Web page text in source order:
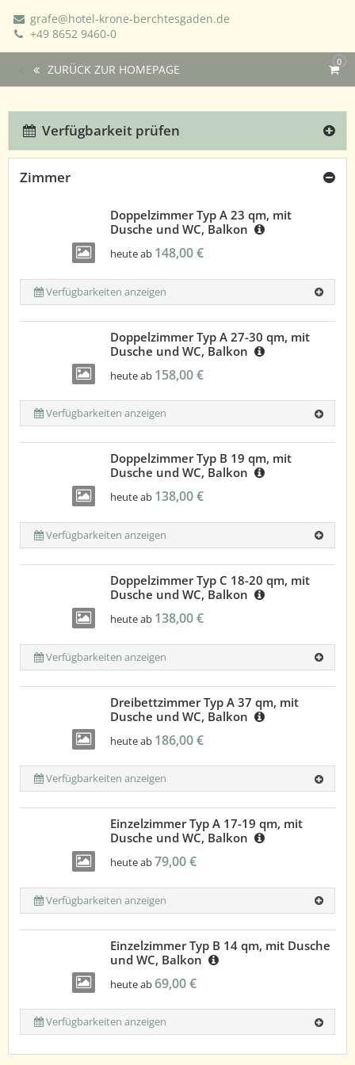
grafe@hotel-krone-berchtesgaden.de
+49 8652 9460-0
0
ZURÜCK ZUR HOMEPAGE
Verfügbarkeit prüfen
Zimmer
Doppelzimmer Typ A 23 qm, mit
Dusche und WC, Balkon
heute ab 148,00 €
Verfügbarkeiten anzeigen
Doppelzimmer Typ A 27-30 qm, mit
Dusche und WC, Balkon
heute ab 158,00 €
Verfügbarkeiten anzeigen
Doppelzimmer Typ B 19 qm, mit
Dusche und WC, Balkon
heute ab 138,00 €
Verfügbarkeiten anzeigen
Doppelzimmer Typ C 18-20 qm, mit
Dusche und WC, Balkon
heute ab 138,00 €
Verfügbarkeiten anzeigen
Dreibettzimmer Typ A 37 qm, mit
Dusche und WC, Balkon
heute ab 186,00 €
Verfügbarkeiten anzeigen
Einzelzimmer Typ A 17-19 qm, mit
Dusche und WC, Balkon
heute ab79,00 €
Verfügbarkeiten anzeigen
Einzelzimmer Typ B 14 qm, mit Dusche
und WC, Balkon
heute ab69,00 €
Verfügbarkeiten anzeigen